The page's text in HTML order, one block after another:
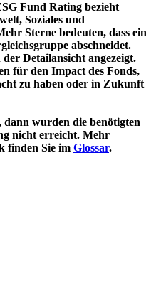
Fund Rating bezieht
Soziales und
Sterne bedeuten, dass ein
abschneidet.
Detailansicht angezeigt.
für den Impact des Fonds,
zu haben oder in Zukunft
wurden die benötigten
nicht erreicht. Mehr
finden Sie im Glossar.